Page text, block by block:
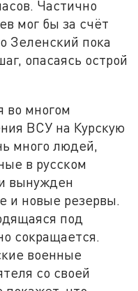
Частично
мог бы за счёт
Зеленский пока
опасаясь острой
во многом
ВСУ на Курскую
много людей,
в русском
вынужден
и новые резервы.
под
сокращается.
военные
со своей